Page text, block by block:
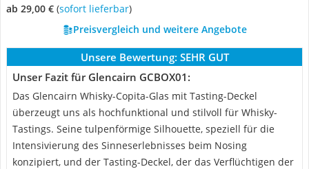
ab 29,00 € ( Sofort lieferbar)
Preisvergleich und weitere Angebote
Unsere Bewertung: SEHR GUT
Unser Fazit für Glencairn GCBOX01:
Das Glencairn Whisky-Copita-Glas mit Tasting-Deckel
überzeugt uns als hochfunktional und stilvoll für Whisky-
Tastings. Seine tulpenförmige Silhouette, speziell für die
Intensivierung des Sinneserlebnisses beim Nosing
konzipiert, und der Tasting-Deckel, der das Verflüchtigen der